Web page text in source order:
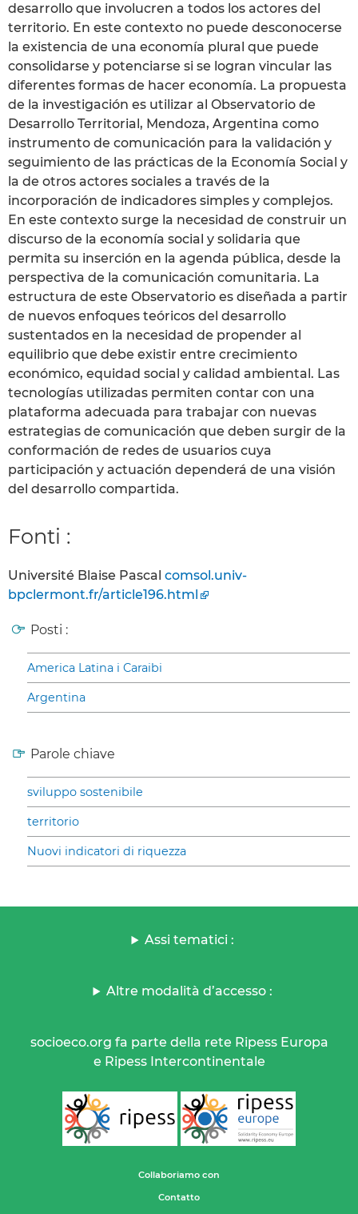
desarrollo que involucren a todos los actores del
territorio. En este contexto no puede desconocerse
la existencia de una economía plural que puede
consolidarse y potenciarse si se logran vincular las
diferentes formas de hacer economía. La propuesta
de la investigación es utilizar al Observatorio de
Desarrollo Territorial, Mendoza, Argentina como
instrumento de comunicación para la validación y
seguimiento de las prácticas de la Economía Social y
la de otros actores sociales a través de la
incorporación de indicadores simples y complejos.
En este contexto surge la necesidad de construir un
discurso de la economía social y solidaria que
permita su inserción en la agenda pública, desde la
perspectiva de la comunicación comunitaria. La
estructura de este Observatorio es diseñada a partir
de nuevos enfoques teóricos del desarrollo
sustentados en la necesidad de propender al
equilibrio que debe existir entre crecimiento
económico, equidad social y calidad ambiental. Las
tecnologías utilizadas permiten contar con una
plataforma adecuada para trabajar con nuevas
estrategias de comunicación que deben surgir de la
conformación de redes de usuarios cuya
participación y actuación dependerá de una visión
del desarrollo compartida.
Fonti :
Université Blaise Pascal comsol.univ-
bpclermont.fr/article196.html
Posti :
America Latina i Caraibi
Argentina
Parole chiave
sviluppo sostenibile
territorio
Nuovi indicatori di riquezza
Assi tematici :
Altre modalità d’accesso :
socioeco.org fa parte della rete Ripess Europa
e Ripess Intercontinentale
Collaboriamo con
Contatto